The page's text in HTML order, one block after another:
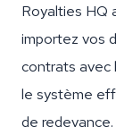
Royalties HQ
importez vos
contrats avec
le système
de